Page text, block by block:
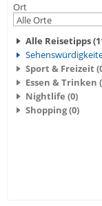
Ort
Alle Reisetipps
Sport & Freizeit
Essen & Trinken
Nightlife (0)
Shopping (0)